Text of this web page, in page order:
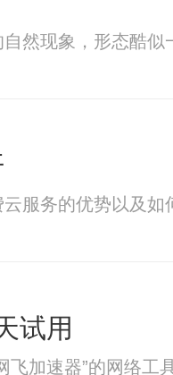
然现象，形态酷似
服务的优势以及如
试用
飞加速器”的网络工